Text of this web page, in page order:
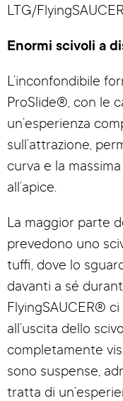
LTG/
Enormi scivoli a
L’inconfondibile
ProSlide®, con le
un’esperienza
sull’attrazione,
curva e la
all’apice.
La maggior parte
prevedono uno
tuffi, dove lo
davanti a sé
FlyingSAUCER® ci
all’uscita dello
completamente
sono suspense,
tratta di